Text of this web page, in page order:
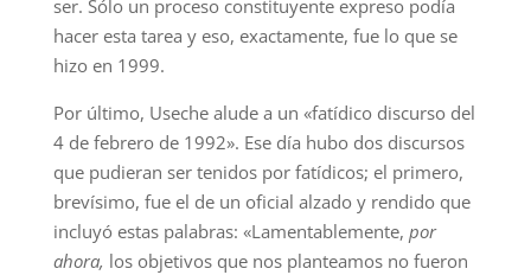
ser. Sólo un proceso constituyente expreso podía
hacer esta tarea y eso, exactamente, fue lo que se
hizo en 1999.
Por último, Useche alude a un «fatídico discurso del
4 de febrero de 1992». Ese día hubo dos discursos
que pudieran ser tenidos por fatídicos; el primero,
brevísimo, fue el de un oficial alzado y rendido que
incluyó estas palabras: «Lamentablemente, por
ahora, los objetivos que nos planteamos no fueron